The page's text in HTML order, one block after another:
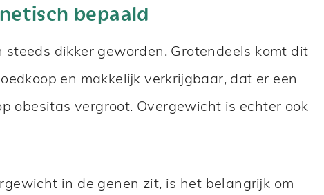
bepaald
steeds dikker geworden. Grotendeels komt dit
en makkelijk verkrijgbaar, dat er een
obesitas vergroot. Overgewicht is echter ook
in de genen zit, is het belangrijk om